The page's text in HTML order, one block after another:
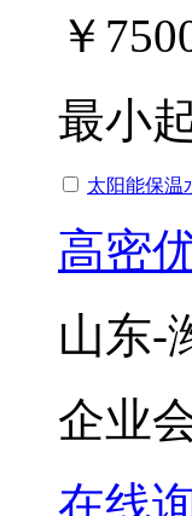
￥
最小
太阳能保温
高密
山东-
企业
在线